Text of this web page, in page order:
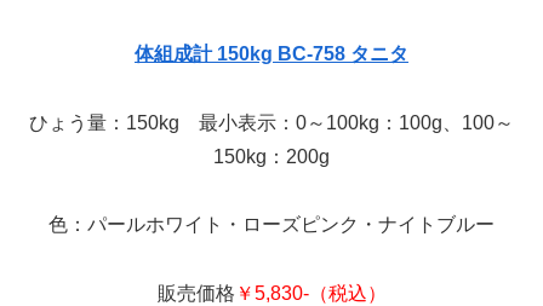
体組成計 150kg BC-758 タニタ
ひょう量：150kg 最小表示：0～100kg：100g、100～
150kg：200g
色：パールホワイト・ローズピンク・ナイトブルー
販売価格 ￥5,830-（税込）